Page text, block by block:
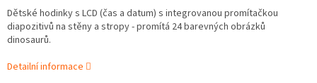
Dětské hodinky s LCD (čas a datum) s integrovanou promítačkou
diapozitivů na stěny a stropy - promítá 24 barevných obrázků
dinosaurů.
Detailní informace